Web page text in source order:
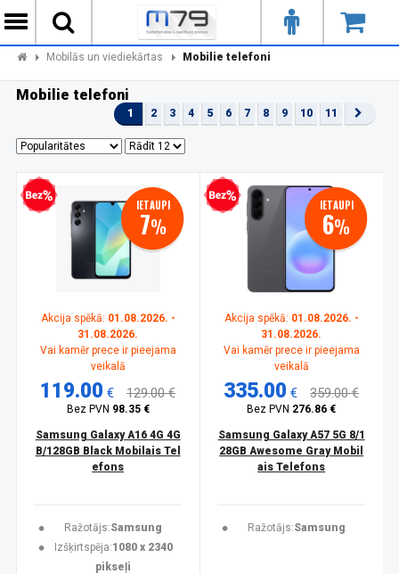
Mobilās un viediekārtas Mobilie telefoni
Mobilie telefoni
1 2 3 4 5 6 7 8 9 10 11
kredīts IETAUPI
7%
Akcija spēkā: 01.08.2026. -
31.08.2026.
Vai kamēr prece ir pieejama
veikalā
119.00 € 129.00 €
Bez PVN 98.35 €
Samsung Galaxy A16 4G 4G
B/128GB Black Mobilais Tel
efons
Ražotājs:Samsung
Izšķirtspēja:1080 x 2340
pikseļi
Bezprocentu kredīts IETAUPI
6%
Akcija spēkā: 01.08.2026. -
31.08.2026.
Vai kamēr prece ir pieejama
veikalā
335.00 € 359.00 €
Bez PVN 276.86 €
Samsung Galaxy A57 5G 8/1
28GB Awesome Gray Mobil
ais Telefons
Ražotājs:Samsung